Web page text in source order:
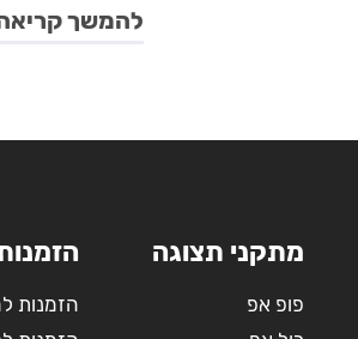
להמשך
מתקני תצוגה
פופ אפ
הזמנות